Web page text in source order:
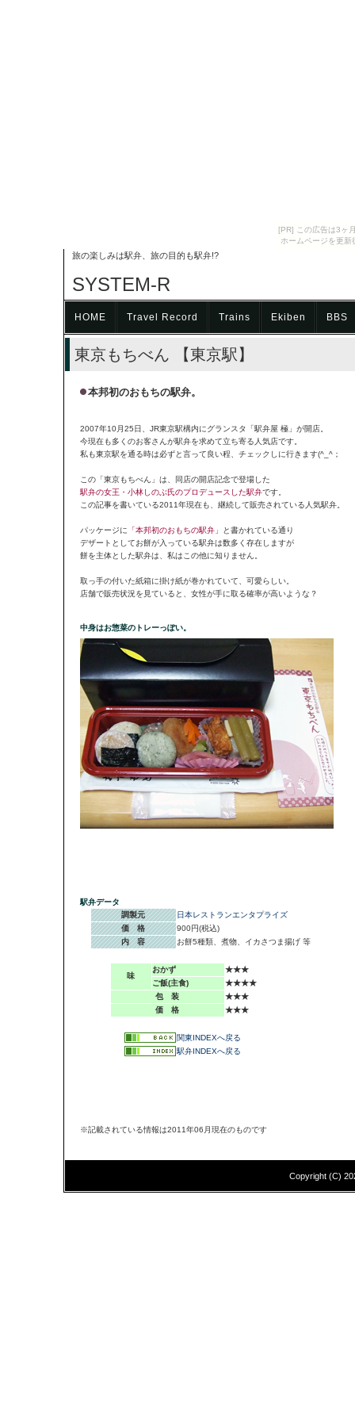
[PR] この広告は3ヶ
ホームページを更
旅の楽しみは駅弁、旅の目的も駅弁!?
SYSTEM-R
HOME Travel Record Trains Ekiben BBS
東京もちべん 【東京駅】
本邦初のおもちの駅弁。
2007年10月25日、JR東京駅構内にグランスタ「駅弁屋 極」が開店。
今現在も多くのお客さんが駅弁を求めて立ち寄る人気店です。
私も東京駅を通る時は必ずと言って良い程、チェックしに行きます(^_^；
この「東京もちべん」は、同店の開店記念で登場した
駅弁の女王・小林しのぶ氏のプロデュースした駅弁です。
この記事を書いている2011年現在も、継続して販売されている人気駅弁。
パッケージに 「本邦初のおもちの駅弁 」と書かれている通り
デザートとしてお餅が入っている駅弁は数多く存在しますが
餅を主体とした駅弁は、私はこの他に知りません。
取っ手の付いた紙箱に掛け紙が巻かれていて、可愛らしい。
店舗で販売状況を見ていると、女性が手に取る確率が高いような？
中身はお惣菜のトレーっぽい。
駅弁データ
調製元
日本レストランエンタプライズ
価 格
900円(税込)
内 容
お餅5種類、煮物、イカさつま揚げ 等
味
おかず
★★★
ご飯(主食)
★★★★
包 装
★★★
価 格
★★★
関東INDEXへ戻る
駅弁INDEXへ戻る
※記載されている情報は2011年06月現在のものです
Copyright (C)